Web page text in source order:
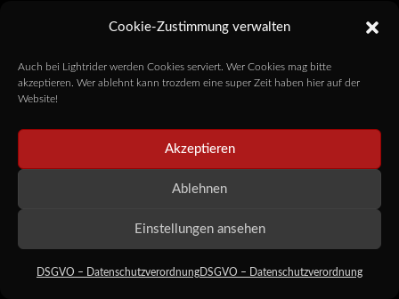
Cookie-Zustimmung verwalten
Auch bei Lightrider werden Cookies serviert. Wer Cookies mag bitte
akzeptieren. Wer ablehnt kann trozdem eine super Zeit haben hier auf der
Website!
Akzeptieren
Ablehnen
Einstellungen ansehen
DSGVO – Datenschutzverordnung DSGVO – Datenschutzverordnung